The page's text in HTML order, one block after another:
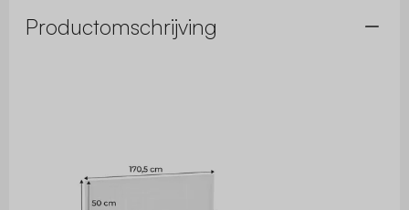
Productomschrijving